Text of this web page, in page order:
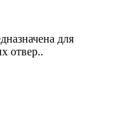
для
отвер..